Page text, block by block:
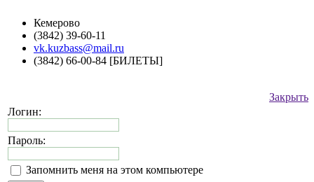
Кемерово
(3842) 39-60-11
vk.kuzbass@mail.ru
(3842) 66-00-84 [БИЛЕТЫ]
Закрыть
Логин:
Пароль:
Запомнить меня на этом компьютере